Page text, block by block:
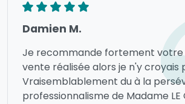
Damien M.
Je recommande fortement votre
vente réalisée alors je n'y croyais
Vraisemblablement du à la
professionnalisme de Madame LE